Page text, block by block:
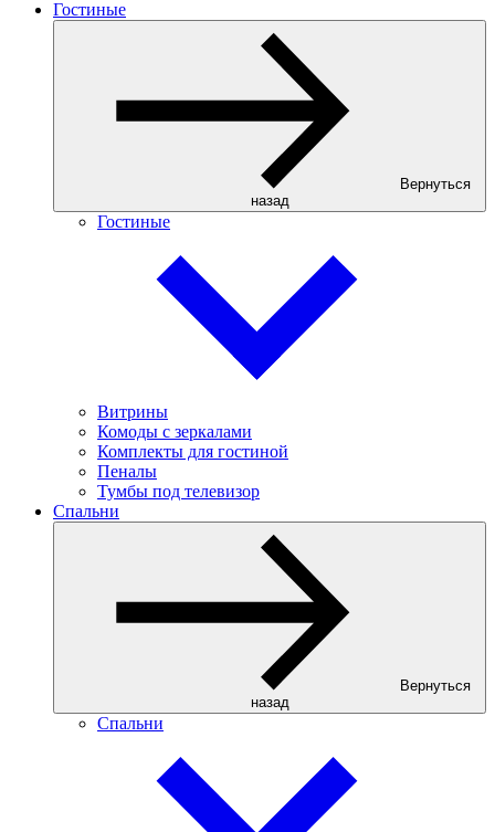
Гостиные
Вернуться
назад
Гостиные
Витрины
Комоды с зеркалами
Комплекты для гостиной
Пеналы
Тумбы под телевизор
Спальни
Вернуться
назад
Спальни